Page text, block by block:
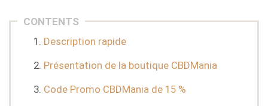
CONTENTS
Description rapide
Présentation de la boutique CBDMania
Code Promo CBDMania de 15 %